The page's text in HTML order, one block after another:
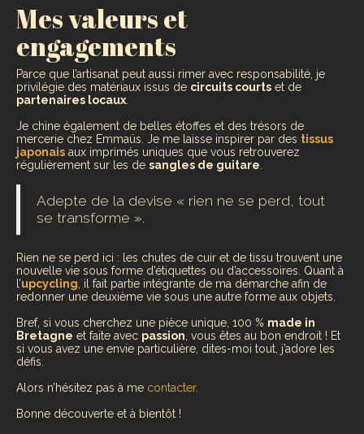
Mes valeurs et
engagements
Parce que l’artisanat peut aussi rimer avec responsabilité, je
privilégie des matériaux issus de circuits courts et de
partenaires locaux
Je chine également de belles étoffes et des trésors de
mercerie chez Emmaüs. Je me laisse inspirer par des tissus
japonais aux imprimés uniques que vous retrouverez
régulièrement sur les de sangles de guitare
Adepte de la devise « rien ne se perd, tout
se transforme ».
Rien ne se perd ici : les chutes de cuir et de tissu trouvent une
nouvelle vie sous forme d’étiquettes ou d’accessoires. Quant à
l’upcycling , il fait partie intégrante de ma démarche afin de
redonner une deuxième vie sous une autre forme aux objets.
Bref, si vous cherchez une pièce unique, 100 % made in
Bretagne et faite avec passion , vous êtes au bon endroit ! Et
si vous avez une envie particulière, dites-moi tout, j’adore les
défis.
Alors n’hésitez pas à me contacter.
Bonne découverte et à bientôt !